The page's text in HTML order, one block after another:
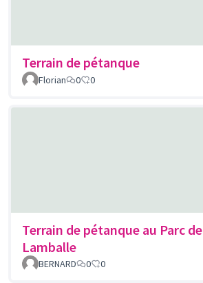
Terrain de pétanque
Florian
0 0
Terrain de pétanque au Parc de
Lamballe
BERNARD 0 0